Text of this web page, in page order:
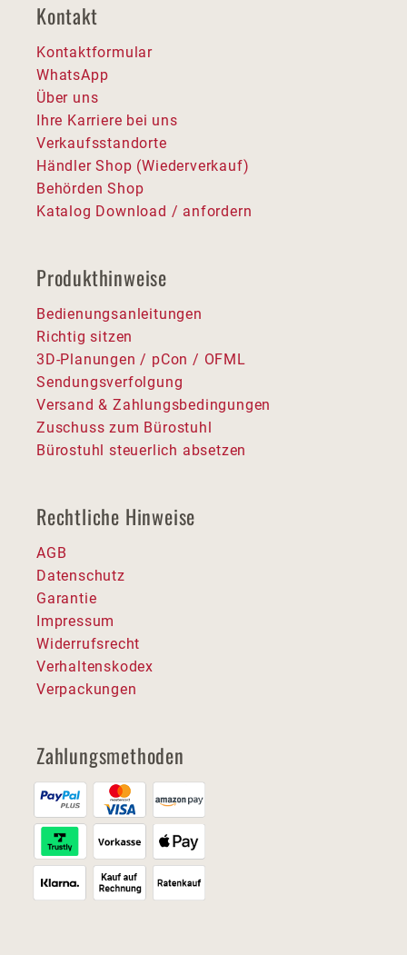
Kontakt
Kontaktformular
WhatsApp
Über uns
Ihre Karriere bei uns
Verkaufsstandorte
Händler Shop (Wiederverkauf)
Behörden Shop
Katalog Download / anfordern
Produkthinweise
Bedienungsanleitungen
Richtig sitzen
3D-Planungen / pCon / OFML
Sendungsverfolgung
Versand & Zahlungsbedingungen
Zuschuss zum Bürostuhl
Bürostuhl steuerlich absetzen
Rechtliche Hinweise
AGB
Datenschutz
Garantie
Impressum
Widerrufsrecht
Verhaltenskodex
Verpackungen
Zahlungsmethoden